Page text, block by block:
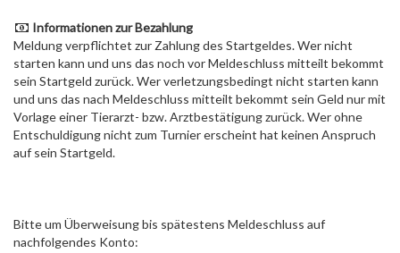
Informationen zur Bezahlung
Meldung verpflichtet zur Zahlung des Startgeldes. Wer nicht
starten kann und uns das noch vor Meldeschluss mitteilt bekommt
sein Startgeld zurück. Wer verletzungsbedingt nicht starten kann
und uns das nach Meldeschluss mitteilt bekommt sein Geld nur mit
Vorlage einer Tierarzt- bzw. Arztbestätigung zurück. Wer ohne
Entschuldigung nicht zum Turnier erscheint hat keinen Anspruch
auf sein Startgeld.
Bitte um Überweisung bis spätestens Meldeschluss auf
nachfolgendes Konto: